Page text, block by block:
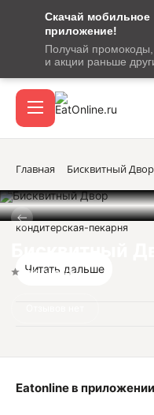
Скачай мобильное
приложение!
Получай промокоды,
и акции раньше
сообщение
кодом
подтверждения
Вход / регистрация
Акции
Главная Бисквитный Двор
Нет оценок
кондитерская-пекарня
Читать дальше
Eatonline в приложении